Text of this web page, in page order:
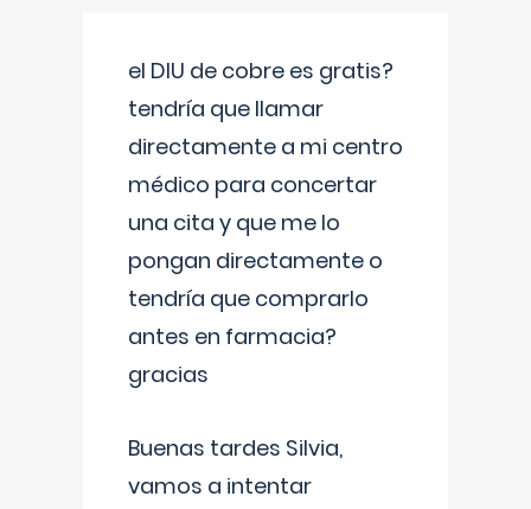
el DIU de cobre es gratis?
tendría que llamar
directamente a mi centro
médico para concertar
una cita y que me lo
pongan directamente o
tendría que comprarlo
antes en farmacia?
gracias
Buenas tardes Silvia,
vamos a intentar